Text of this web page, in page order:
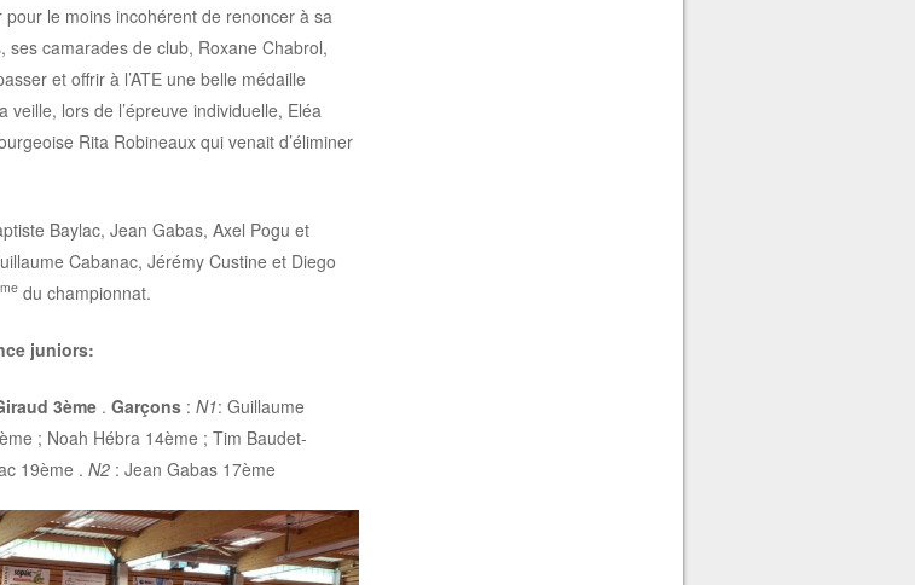
le moins incohérent de renoncer à sa
camarades de club, Roxane Chabrol,
et offrir à l’ATE une belle médaille
lors de l’épreuve individuelle, Eléa
Rita Robineaux qui venait d’éliminer
Baylac, Jean Gabas, Axel Pogu et
Cabanac, Jérémy Custine et Diego
du championnat.
juniors:
3ème. Garçons: N1: Guillaume
; Noah Hébra 14ème ; Tim Baudet-
19ème . N2: Jean Gabas 17ème